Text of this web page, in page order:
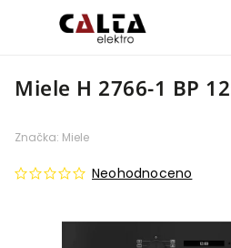
Miele H 2766-1 BP
Neohodnoceno
Značka: Miele